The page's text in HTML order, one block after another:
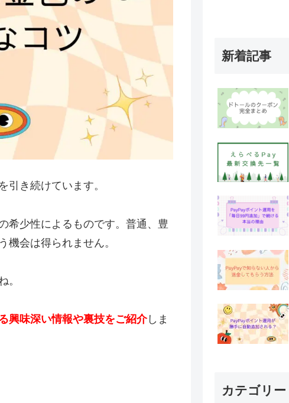
引き続けています。
希少性によるものです。普通、豊
機会は得られません。
。
興味深い情報や裏技をご紹介しま
新着記事
カテゴリー